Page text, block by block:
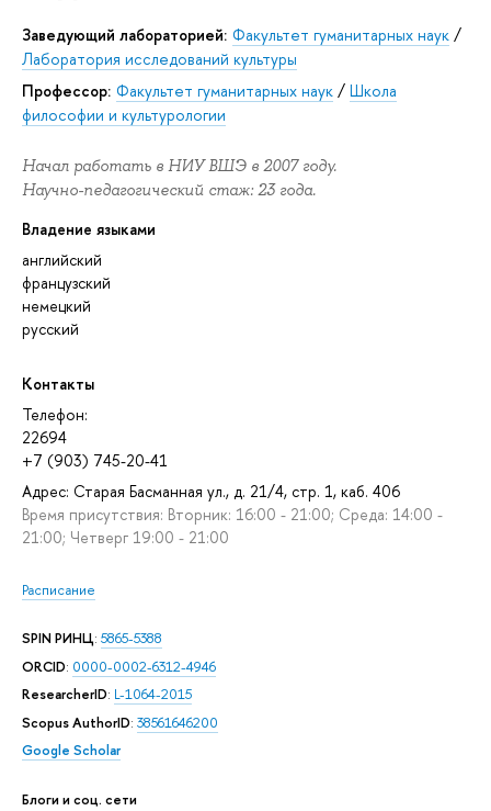
Заведующий лабораторией: Факультет гуманитарных наук /
Лаборатория исследований культуры
Профессор: Факультет гуманитарных наук / Школа
философии и культурологии
Начал работать в НИУ ВШЭ в 2007 году.
Научно-педагогический стаж: 23 года.
Владение языками
английский
французский
немецкий
русский
Контакты
Телефон:
22694
+7 (903) 745-20-41
Адрес: Старая Басманная ул., д. 21/4, стр. 1, каб. 406
Время присутствия: Вторник: 16:00 - 21:00; Среда: 14:00 -
21:00; Четверг 19:00 - 21:00
Расписание
SPIN РИНЦ: 5865-5388
ORCID: 0000-0002-6312-4946
ResearcherID: L-1064-2015
Scopus AuthorID: 38561646200
Google Scholar
Блоги и соц. сети